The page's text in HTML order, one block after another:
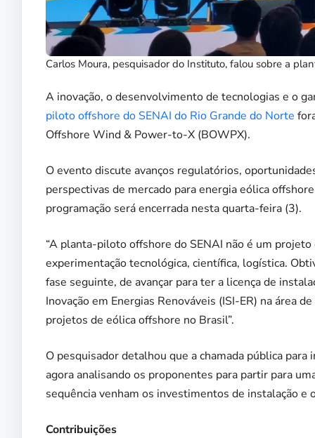
Carlos Moura, pesquisador do Instituto, falou sobre a
A inovação, o desenvolvimento de tecnologias e o
piloto offshore do SENAI do Rio Grande do Norte
Offshore Wind & Power-to-X (BOWPX).
O evento discute avanços regulatórios,
perspectivas de mercado para energia eólica
programação será encerrada nesta quarta-feira (3).
“A planta-piloto offshore do SENAI não é um
experimentação tecnológica, científica, logística.
fase seguinte, de avançar para ter a licença de
Inovação em Energias Renováveis (ISI-ER) na área
projetos de eólica offshore no Brasil”.
O pesquisador detalhou que a chamada pública
agora analisando os proponentes para partir para
sequência venham os investimentos de instalação e
Contribuições